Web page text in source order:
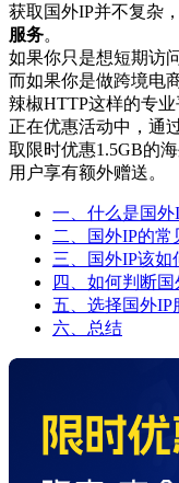
获取国外IP并不复杂
服务。
如果你只是想短期访
而如果你是做跨境电
辣椒HTTP这样的专
正在优惠活动中，通
取限时优惠1.5GB的
用户享有额外赠送。
一、什么是国外
二、国外IP的常
三、国外IP该如
四、如何判断
五、选择国外IP
六、总结